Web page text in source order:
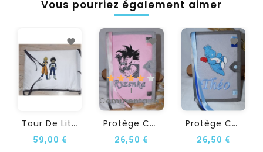
Vous pourriez également aimer
T
Our De Lit Personnalisé En...
59,00 €
1
Commentaire(s)
P
Rotège Carnet De Santé...
26,50 €
P
Rotège Carnet De Santé...
26,50 €